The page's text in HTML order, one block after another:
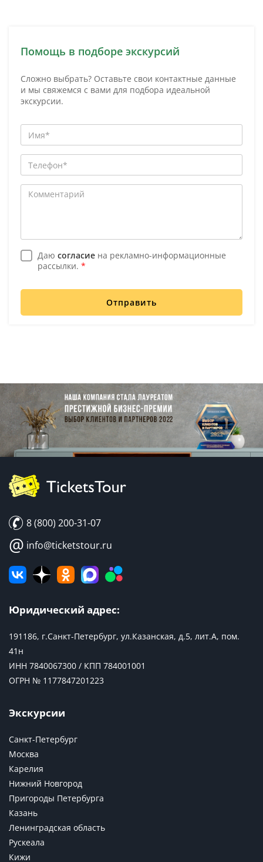
Помощь в подборе экскурсий
Сложно выбрать? Оставьте свои контактные данные
и мы свяжемся с вами для подбора идеальной
экскурсии.
Даю согласие на рекламно-информационные
рассылки. *
Отправить
8 (800) 200-31-07
@ info@ticketstour.ru
Юридический адрес:
191186, г.Санкт-Петербург, ул.Казанская, д.5, лит.А, пом.
41н
ИНН 7840067300 / КПП 784001001
ОГРН № 1177847201223
Экскурсии
Санкт-Петербург
Москва
Карелия
Нижний Новгород
Пригороды Петербурга
Казань
Ленинградская область
Рускеала
Кижи